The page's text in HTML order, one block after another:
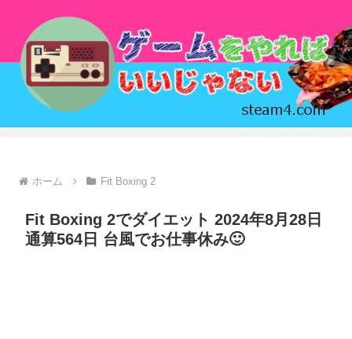
ホーム Fit Boxing 2
Fit Boxing 2でダイエット 2024年8月28日
通算564日 台風でお仕事休み🙂